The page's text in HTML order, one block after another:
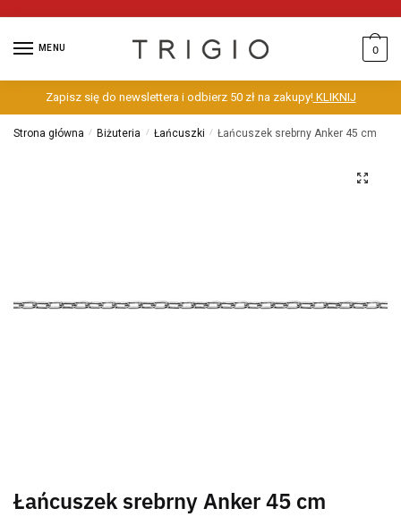
MENU 0
Zapisz się do newslettera i odbierz 50 zł na zakupy!KLIKNIJ
Strona główna / Biżuteria / Łańcuszki / Łańcuszek srebrny Anker 45 cm
Łańcuszek srebrny Anker 45 cm